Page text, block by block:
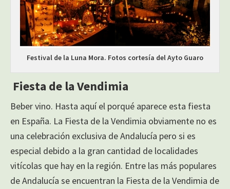
Festival de la Luna Mora. Fotos cortesía del Ayto Guaro
Fiesta de la Vendimia
Beber vino. Hasta aquí el porqué aparece esta fiesta
en España. La Fiesta de la Vendimia obviamente no es
una celebración exclusiva de Andalucía pero si es
especial debido a la gran cantidad de localidades
vitícolas que hay en la región. Entre las más populares
de Andalucía se encuentran la Fiesta de la Vendimia de